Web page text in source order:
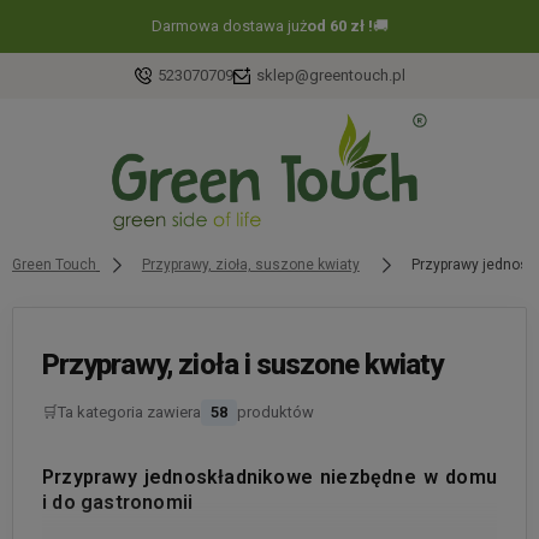
Nie masz pomysłu na prezent ?Kup kartę podarunkową
523070709 sklep@greentouch.pl
Green Touch Przyprawy, zioła, suszone kwiaty Przyprawy
Przyprawy, zioła i suszone kwiaty
🛒Ta kategoria zawiera 58 produktów
Przyprawy jednoskładnikowe niezbędne w domu
i do gastronomii